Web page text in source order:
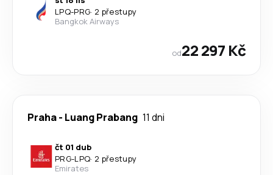
LPQ-PRG· 2 přestupy
Bangkok Airways
od22 297 Kč
Praha- Luang Prabang 11 dni
čt 01 dub
PRG-LPQ· 2 přestupy
Emirates